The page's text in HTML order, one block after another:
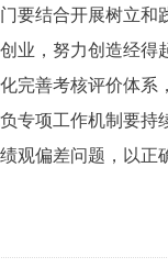
要结合开展树立和
业，努力创造经得
完善考核评价体系
专项工作机制要持
观偏差问题，以正